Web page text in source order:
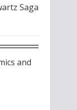
Saga
and